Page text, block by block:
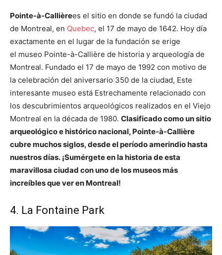
Pointe-à-Callièrees el sitio en donde se fundó la ciudad
de Montreal, en Quebec, el 17 de mayo de 1642. Hoy día
exactamente en el lugar de la fundación se erige
el museo Pointe-à-Callière de historia y arqueología de
Montreal. Fundado el 17 de mayo de 1992 con motivo de
la celebración del aniversario 350 de la ciudad, Este
interesante museo está Estrechamente relacionado con
los descubrimientos arqueológicos realizados en el Viejo
Montreal en la década de 1980. Clasificado como un sitio
arqueológico e histórico nacional, Pointe-à-Callière
cubre muchos siglos, desde el período amerindio hasta
nuestros días. ¡Sumérgete en la historia de esta
maravillosa ciudad con uno de los museos más
increíbles que ver en Montreal!
4. La Fontaine Park